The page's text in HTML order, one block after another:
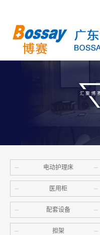
电动护理床
医用柜
配套设备
担架